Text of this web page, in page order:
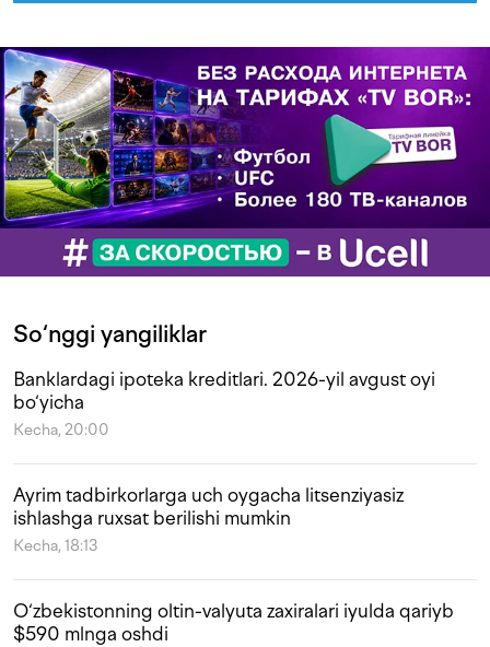
So‘nggi yangiliklar
Banklardagi ipoteka kreditlari. 2026-yil avgust oyi
bo‘yicha
Kecha, 20:00
Ayrim tadbirkorlarga uch oygacha litsenziyasiz
ishlashga ruxsat berilishi mumkin
Kecha, 18:13
O‘zbekistonning oltin-valyuta zaxiralari iyulda qariyb
$590 mlnga oshdi